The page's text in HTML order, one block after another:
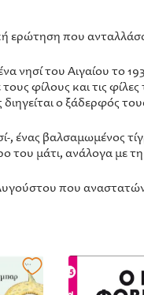
ερώτηση που
νησί του Αιγαίου το
φίλους και τις φίλες
ο ξάδερφός
, ένας βαλσαμωμένος
του μάτι, ανάλογα με
που